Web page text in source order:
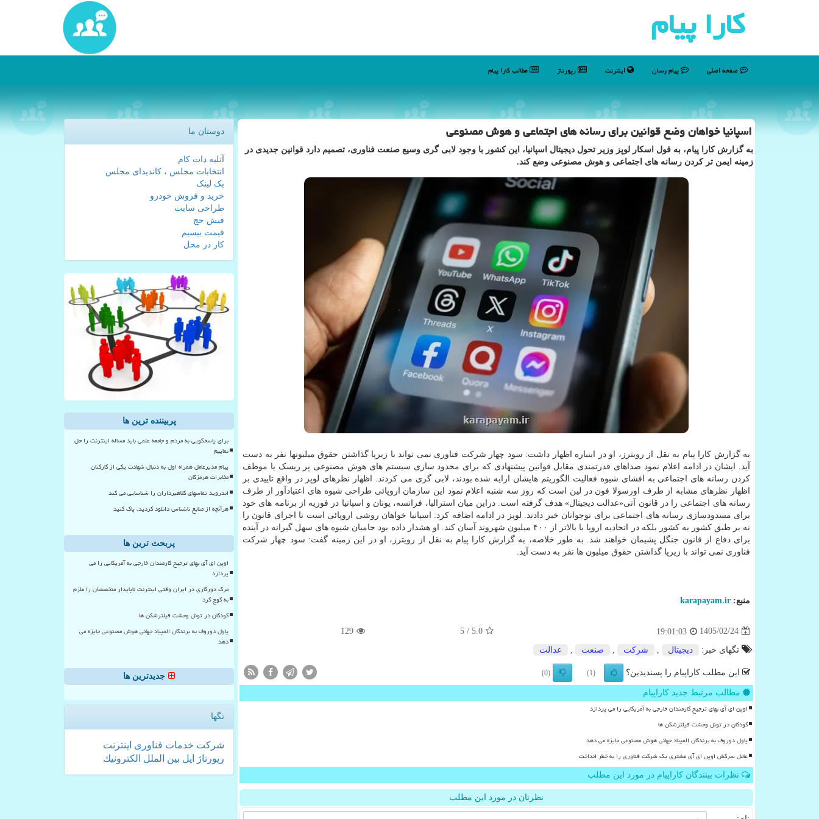
كارا پیام
صفحه اصلی پیام رسان اینترنت رپورتاژ مطالب كارا پیام
اسپانیا خواهان وضع قوانین برای رسانه های اجتماعی و هوش مصنوعی
به گزارش کارا پیام، به قول اسکار لوپز وزیر تحول دیجیتال اسپانیا، این کشور با وجود لابی گری وسیع صنعت فناوری، تصمیم دارد قوانین جدیدی در
زمینه ایمن تر کردن رسانه های اجتماعی و هوش مصنوعی وضع کند.
به گزارش کارا پیام به نقل از رویترز، او در اینباره اظهار داشت: سود چهار شرکت فناوری نمی تواند با زیرپا گذاشتن حقوق میلیونها نفر به دست
آید. ایشان در ادامه اعلام نمود صداهای قدرتمندی مقابل قوانین پیشنهادی که برای محدود سازی سیستم های هوش مصنوعی پر ریسک یا موظف
کردن رسانه های اجتماعی به افشای شیوه فعالیت الگوریتم هایشان ارایه شده بودند، لابی گری می کردند. اظهار نظرهای لوپز در واقع تاییدی بر
اظهار نظرهای مشابه از طرف اورسولا فون در لین است که روز سه شنبه اعلام نمود این سازمان اروپائی طراحی شیوه های اعتیادآور از طرف
رسانه های اجتماعی را در قانون آتی«عدالت دیجیتال» هدف گرفته است. دراین میان استرالیا، فرانسه، یونان و اسپانیا در فوریه از برنامه های خود
برای مسدودسازی رسانه های اجتماعی برای نوجوانان خبر دادند. لوپز در ادامه اضافه کرد: اسپانیا خواهان روشی اروپائی است تا اجرای قانون را
نه بر طبق کشور به کشور بلکه در اتحادیه اروپا با بالاتر از ۴۰۰ میلیون شهروند آسان کند. او هشدار داده بود حامیان شیوه های سهل گیرانه در آینده
برای دفاع از قانون جنگل پشیمان خواهند شد. به طور خلاصه، به گزارش کارا پیام به نقل از رویترز، او در این زمینه گفت: سود چهار شرکت
فناوری نمی تواند با زیرپا گذاشتن حقوق میلیون ها نفر به دست آید.
منبع: karapayam.ir
1405/02/24
19:01:03
5.0
/ 5
129
تگهای خبر: دیجیتال شركت صنعت عدالت
این مطلب کاراپیام را پسندیدین؟ (1)
(0)
مطالب مرتبط جدید کاراپیام
اوپن ای آی بهای ترجیح کارمندان خارجی به آمریکایی را می پردازد
کودکان در تونل وحشت فیلترشکن ها
پاول دوروف به برندگان المپیاد جهانی هوش مصنوعی جایزه می دهد
عامل سرکش اوپن ای آی مشتری یک شرکت فناوری را به خطر انداخت
نظرات بینندگان کاراپیام در مورد این مطلب
نظرتان در مورد این مطلب
دوستان ما
آتلیه دات کام
انتخابات مجلس ، کاندیدای مجلس
بک لینک
خرید و فروش خودرو
طراحی سایت
فیش حج
قیمت بیسیم
کار در محل
پربیننده ترین ها
برای پاسخگویی به مردم و جامعه علمی باید مساله اینترنت را حل
نماییم
پیام مدیرعامل همراه اول به دنبال شهادت یکی از کارکنان
مخابرات هرمزگان
اندروید تماسهای کلاهبرداران را شناسایی می کند
هرآنچه از منابع ناشناس دانلود کردید، پاک کنید
پربحث ترین ها
اوپن ای آی بهای ترجیح کارمندان خارجی به آمریکایی را می
پردازد
مرگ دورکاری در ایران وقتی اینترنت ناپایدار متخصصان را ملزم
به کوچ کرد
کودکان در تونل وحشت فیلترشکن ها
پاول دوروف به برندگان المپیاد جهانی هوش مصنوعی جایزه می
دهد
جدیدترین ها
تگها
شركت خدمات فناوری اینترنت
رپورتاژ
اپل بین الملل الكترونیك